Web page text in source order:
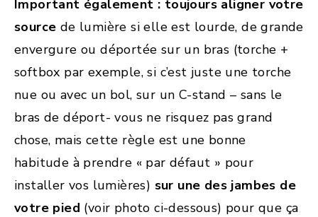
Important également : toujours aligner votre
source de lumière si elle est lourde, de grande
envergure ou déportée sur un bras (torche +
softbox par exemple, si c’est juste une torche
nue ou avec un bol, sur un C-stand – sans le
bras de déport- vous ne risquez pas grand
chose, mais cette règle est une bonne
habitude à prendre « par défaut » pour
installer vos lumières) sur une des jambes de
votre pied (voir photo ci-dessous) pour que ça